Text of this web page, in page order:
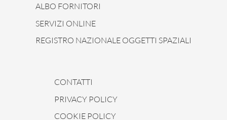
ALBO FORNITORI
SERVIZI ONLINE
REGISTRO NAZIONALE OGGETTI SPAZIALI
CONTATTI
PRIVACY POLICY
COOKIE POLICY